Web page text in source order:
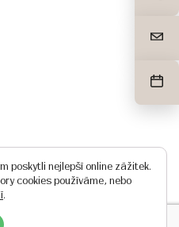
poskytli nejlepší online zážitek.
cookies používáme, nebo
.